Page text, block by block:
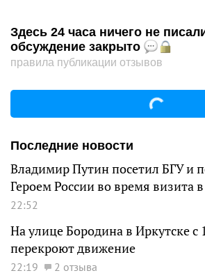
Здесь 24 часа ничего не
обсуждение закрыто
правила публикации отзывов
Последние новости
Владимир Путин посетил БГУ и
Героем России во время визита
22:52
На улице Бородина в Иркутске с
перекроют движение
22:19 2 отзыва